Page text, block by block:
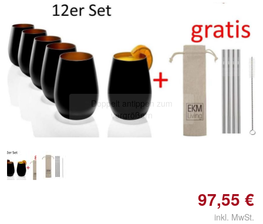
Doppelt antippen zum
vergrößern
97,55 €
inkl. MwSt.